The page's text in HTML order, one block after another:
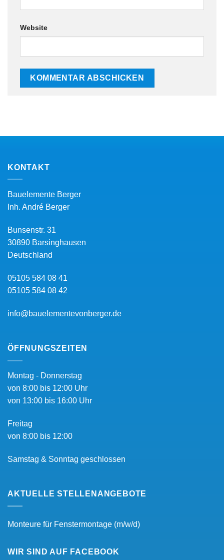
Website
KONTAKT
Bauelemente Berger
Inh. André Berger
Bunsenstr. 31
30890 Barsinghausen
Deutschland
05105 584 08 41
05105 584 08 42
info@bauelementevonberger.de
ÖFFNUNGSZEITEN
Montag - Donnerstag
von 8:00 bis 12:00 Uhr
von 13:00 bis 16:00 Uhr
Freitag
von 8:00 bis 12:00
Samstag & Sonntag geschlossen
AKTUELLE STELLENANGEBOTE
Monteure für Fenstermontage (m/w/d)
WIR SIND AUF FACEBOOK